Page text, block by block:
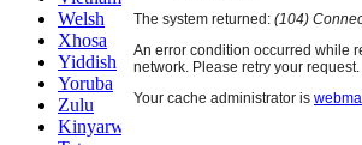
Welsh
Xhosa
Yiddish
Yoruba
Zulu
Kinyarwanda